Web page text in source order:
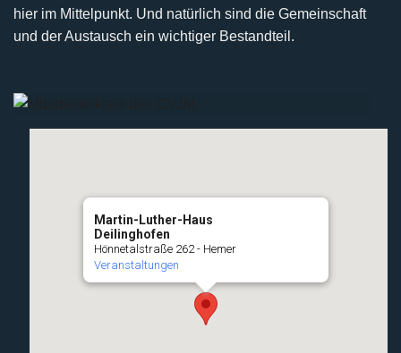
hier im Mittelpunkt. Und natürlich sind die Gemeinschaft
und der Austausch ein wichtiger Bestandteil.
Martin-Luther-Haus
Deilinghofen
Hönnetalstraße 262 - Hemer
Veranstaltungen